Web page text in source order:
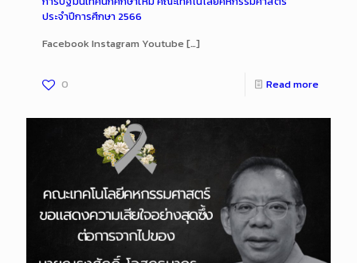
ประจำปีการศึกษา 2566
Facebook Instagram Youtube […]
0 Read more